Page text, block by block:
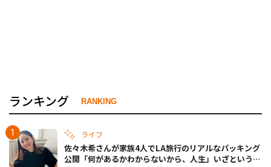
ランキング RANKING
ライフ
佐々木希さんが家族4人でLA旅行のリアルなパッキング
公開「何があるかわからないから、人生」いざというと